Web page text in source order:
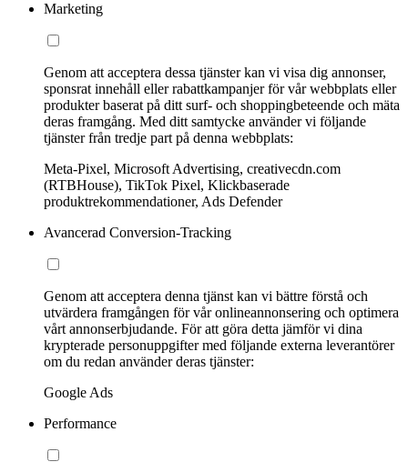
Marketing
Genom att acceptera dessa tjänster kan vi visa dig annonser,
sponsrat innehåll eller rabattkampanjer för vår webbplats eller
produkter baserat på ditt surf- och shoppingbeteende och mäta
deras framgång. Med ditt samtycke använder vi följande
tjänster från tredje part på denna webbplats:
Meta-Pixel, Microsoft Advertising, creativecdn.com
(RTBHouse), TikTok Pixel, Klickbaserade
produktrekommendationer, Ads Defender
Avancerad Conversion-Tracking
Genom att acceptera denna tjänst kan vi bättre förstå och
utvärdera framgången för vår onlineannonsering och optimera
vårt annonserbjudande. För att göra detta jämför vi dina
krypterade personuppgifter med följande externa leverantörer
om du redan använder deras tjänster:
Google Ads
Performance